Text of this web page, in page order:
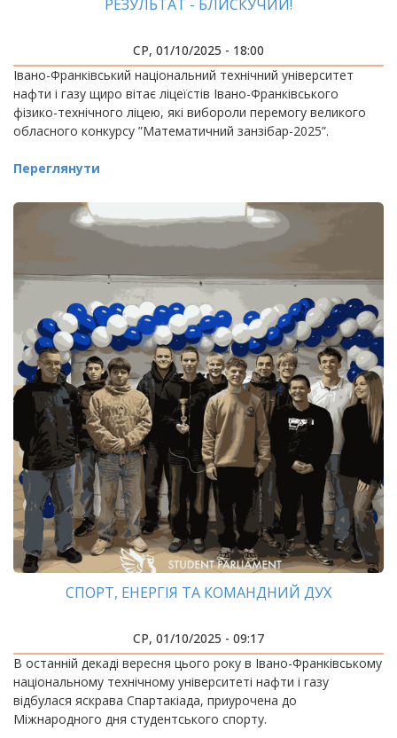
РЕЗУЛЬТАТ - БЛИСКУЧИЙ!
СР, 01/10/2025 - 18:00
Івано-Франківський національний технічний університет
нафти і газу щиро вітає ліцеїстів Івано-Франківського
фізико-технічного ліцею, які вибороли перемогу великого
обласного конкурсу ”Математичний занзібар-2025”.
Переглянути
СПОРТ, ЕНЕРГІЯ ТА КОМАНДНИЙ ДУХ
СР, 01/10/2025 - 09:17
В останній декаді вересня цього року в Івано-Франківському
національному технічному університеті нафти і газу
відбулася яскрава Спартакіада, приурочена до
Міжнародного дня студентського спорту.